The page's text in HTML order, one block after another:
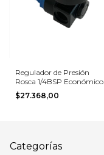
Regulador de Presión
Rosca 1/4BSP Económico
C/Manómetro 0-10bar
$27.368,00
Categorías